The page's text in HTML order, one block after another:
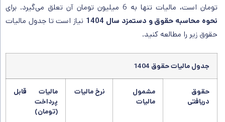
تومان است، مالیات تنها به 6 میلیون تومان آن تعلق می‌گیرد. برای
نحوه محاسبه حقوق و دستمزد سال 1404
نیاز است تا جدول مالیات
حقوق زیر را مطالعه کنید.
جدول مالیات حقوق 1404
حقوق
دریافتی
مشمول
مالیات
نرخ مالیات
مالیات قابل
پرداخت
(تومان)